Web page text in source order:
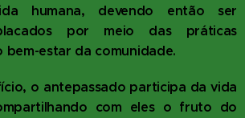
humana, devendo então ser
por meio das práticas
bem-estar da comunidade.
o antepassado participa da vida
com eles o fruto do